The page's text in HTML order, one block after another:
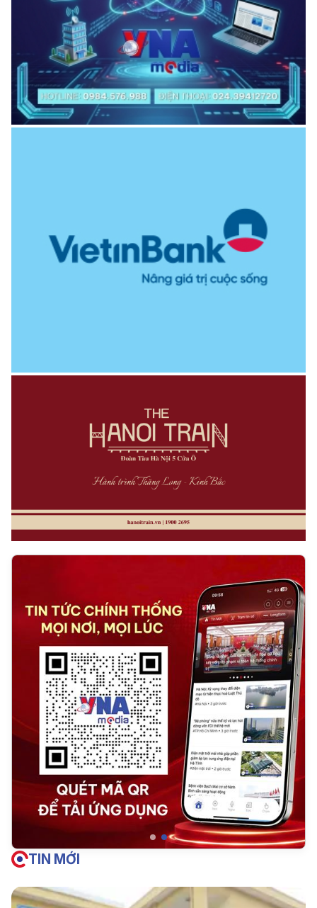
TIN MỚI